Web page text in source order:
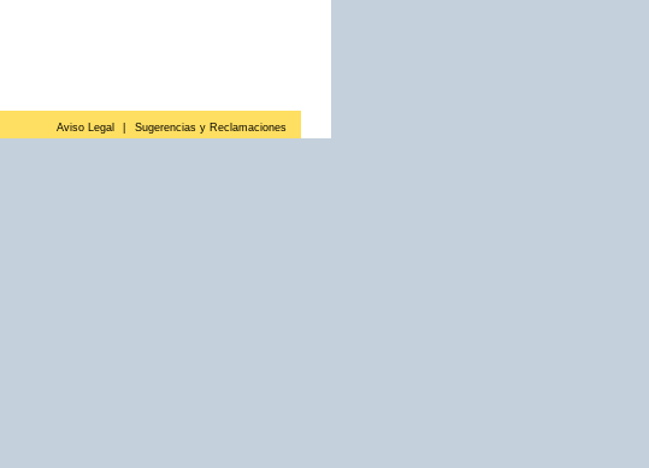
Aviso Legal Sugerencias y Reclamaciones